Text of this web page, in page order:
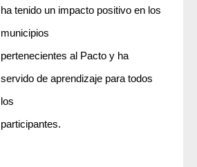
ha tenido un impacto positivo en los
municipios
pertenecientes al Pacto y ha
servido de aprendizaje para todos
los
participantes.